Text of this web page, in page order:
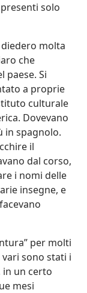
solo
molta
che
paese. Si
a proprie
culturale
Dovevano
in spagnolo.
il
dal corso,
i nomi delle
insegne, e
per molti
sono stati i
in un certo
mesi